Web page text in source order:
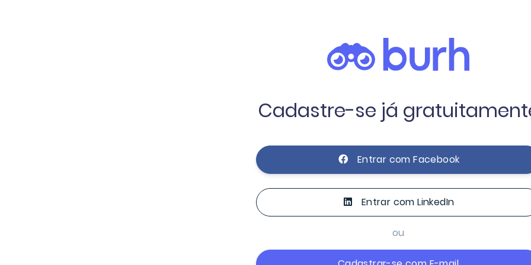
Cadastre-se já
Entrar com Facebook
Entrar com LinkedIn
ou